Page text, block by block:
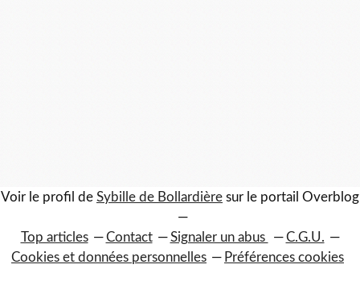
Voir le profil de Sybille de Bollardière sur le portail Overblog
Top articles Contact Signaler un abus
C.G.U.
Cookies et données personnelles
Préférences cookies